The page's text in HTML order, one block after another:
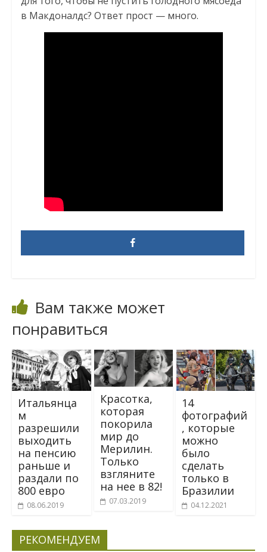
в Макдоналдс? Ответ прост — много.
Вам также может
понравиться
Итальянцa
м
рaзрeшили
выходить
на пенсию
раньше и
раздали по
800 евро
08.06.2019
Красотка,
которая
покорила
мир до
Мерилин.
Только
взгляните
на нее в 82!
07.03.2019
14
фотографий
, которые
можно
было
сделать
только в
Бразилии
04.12.2021
РЕКОМЕНДУЕМ